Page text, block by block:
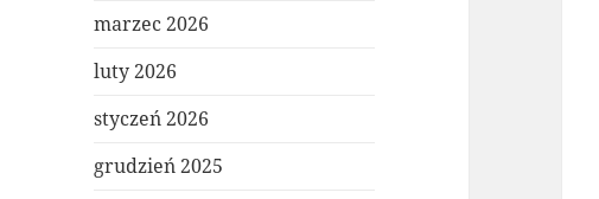
marzec 2026
luty 2026
styczeń 2026
grudzień 2025